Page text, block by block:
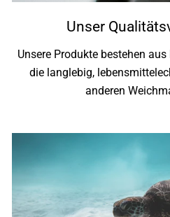
Unser
Unsere Produkte bestehen
die langlebig,
anderen